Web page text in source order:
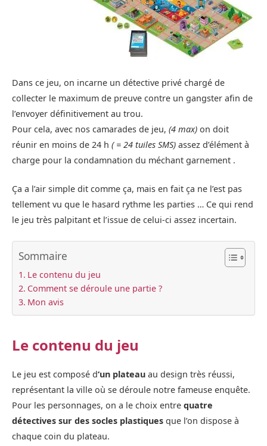
Dans ce jeu, on incarne un détective privé chargé de
collecter le maximum de preuve contre un gangster afin de
l’envoyer définitivement au trou.
Pour cela, avec nos camarades de jeu, (4 max) on doit
réunir en moins de 24 h ( = 24 tuiles SMS) assez d’élément à
charge pour la condamnation du méchant garnement .
Ça a l’air simple dit comme ça, mais en fait ça ne l’est pas
tellement vu que le hasard rythme les parties … Ce qui rend
le jeu très palpitant et l’issue de celui-ci assez incertain.
Sommaire
Le contenu du jeu
Comment se déroule une partie ?
Mon avis
Le contenu du jeu
Le jeu est composé d‘un plateau au design très réussi,
représentant la ville où se déroule notre fameuse enquête.
Pour les personnages, on a le choix entre quatre
détectives sur des socles plastiques que l’on dispose à
chaque coin du plateau.